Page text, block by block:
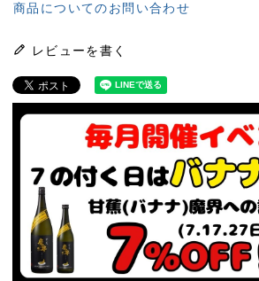
商品についてのお問い合わせ
レビューを書く